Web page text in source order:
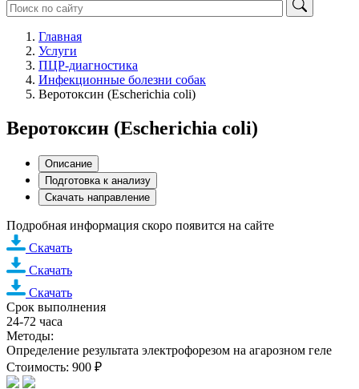
Главная
Услуги
ПЦР-диагностика
Инфекционные болезни собак
Веротоксин (Escherichia coli)
Веротоксин (Escherichia coli)
Описание
Подготовка к анализу
Скачать направление
Подробная информация скоро появится на сайте
Скачать
Скачать
Скачать
Срок выполнения
24-72 часа
Методы:
Определение результата электрофорезом на агарозном геле
Стоимость: 900 ₽